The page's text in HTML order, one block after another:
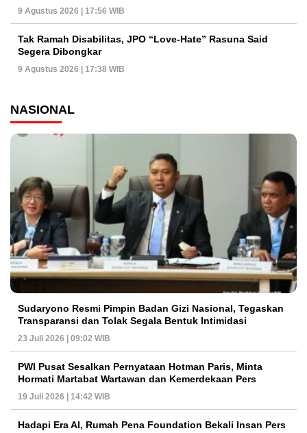
9 Agustus 2026 | 17:56 WIB
Tak Ramah Disabilitas, JPO “Love-Hate” Rasuna Said
Segera Dibongkar
9 Agustus 2026 | 17:38 WIB
NASIONAL
Sudaryono Resmi Pimpin Badan Gizi Nasional, Tegaskan
Transparansi dan Tolak Segala Bentuk Intimidasi
23 Juli 2026 | 09:02 WIB
PWI Pusat Sesalkan Pernyataan Hotman Paris, Minta
Hormati Martabat Wartawan dan Kemerdekaan Pers
19 Juli 2026 | 14:42 WIB
Hadapi Era AI, Rumah Pena Foundation Bekali Insan Pers